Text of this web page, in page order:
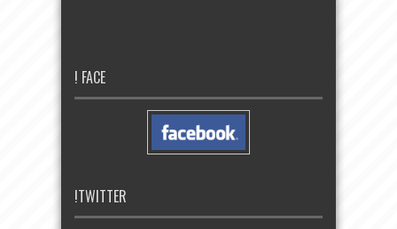
! FACE
!TWITTER